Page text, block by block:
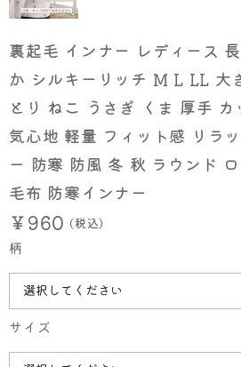
裏起毛 インナー レディース
か シルキーリッチ M L LL 大
とり ねこ うさぎ くま 厚手 カ
気心地 軽量 フィット感 リラ
ー 防寒 防風 冬 秋 ラウンド
毛布 防寒インナー
￥960 (税込)
柄
サイズ